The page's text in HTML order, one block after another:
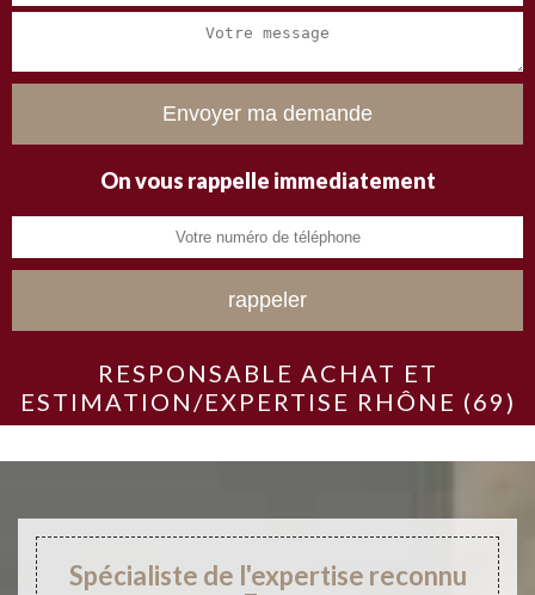
On vous rappelle immediatement
RESPONSABLE ACHAT ET
ESTIMATION/EXPERTISE RHÔNE (69)
Spécialiste de l'expertise reconnu